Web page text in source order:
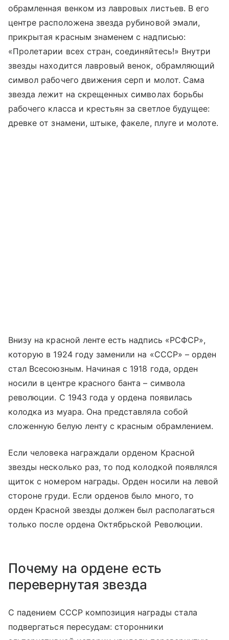
обрамленная венком из лавровых листьев. В его
центре расположена звезда рубиновой эмали,
прикрытая красным знаменем с надписью:
«Пролетарии всех стран, соединяйтесь!» Внутри
звезды находится лавровый венок, обрамляющий
символ рабочего движения серп и молот. Сама
звезда лежит на скрещенных символах борьбы
рабочего класса и крестьян за светлое будущее:
древке от знамени, штыке, факеле, плуге и молоте.
Внизу на красной ленте есть надпись «РСФСР»,
которую в 1924 году заменили на «СССР» – орден
стал Всесоюзным. Начиная с 1918 года, орден
носили в центре красного банта – символа
революции. С 1943 года у ордена появилась
колодка из муара. Она представляла собой
сложенную белую ленту с красным обрамлением.
Если человека награждали орденом Красной
звезды несколько раз, то под колодкой появлялся
щиток с номером награды. Орден носили на левой
стороне груди. Если орденов было много, то
орден Красной звезды должен был располагаться
только после ордена Октябрьской Революции.
Почему на ордене есть
перевернутая звезда
С падением СССР композиция награды стала
подвергаться пересудам: сторонники